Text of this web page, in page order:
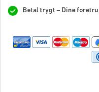
Betal trygt – Dine